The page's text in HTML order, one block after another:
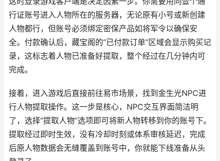
行证账号进入人物所在的服务器，无论原有小号或新创建
人物都行，但账号必须绑定密保产品如将军令以确保安
全。付款确认后，藏宝阁的“已付款订单”区域会显示购买记
录，这标志着人物已准备好提取，整个经过在几分钟内可
完成。
接着，进入游戏后直接前往易市场景，找到金生光NPC进
行人物提取操作。这一步是核心，NPC交互界面简洁明
了，选择“提取人物”选项即可将新人物转移到你的账号下。
提取经过即时生效，没有冷却时刻或体系审核延迟，完成
后原人物数据会无缝覆盖到账号中，你就能下线准备从头